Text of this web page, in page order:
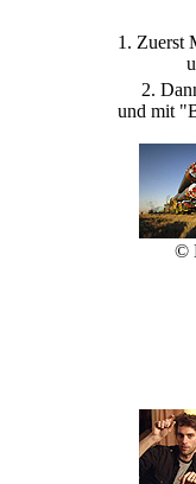
1. Zuerst
2.
und mit
©